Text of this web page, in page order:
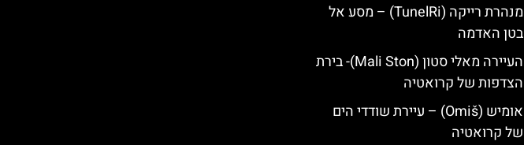
מנהרת רייקה (TunelRi) – מסע אל
בטן האדמה
העיירה מאלי סטון (Mali Ston)- בירת
הצדפות של קרואטיה
אומיש (Omiš) – עיירת שודדי הים
של קרואטיה